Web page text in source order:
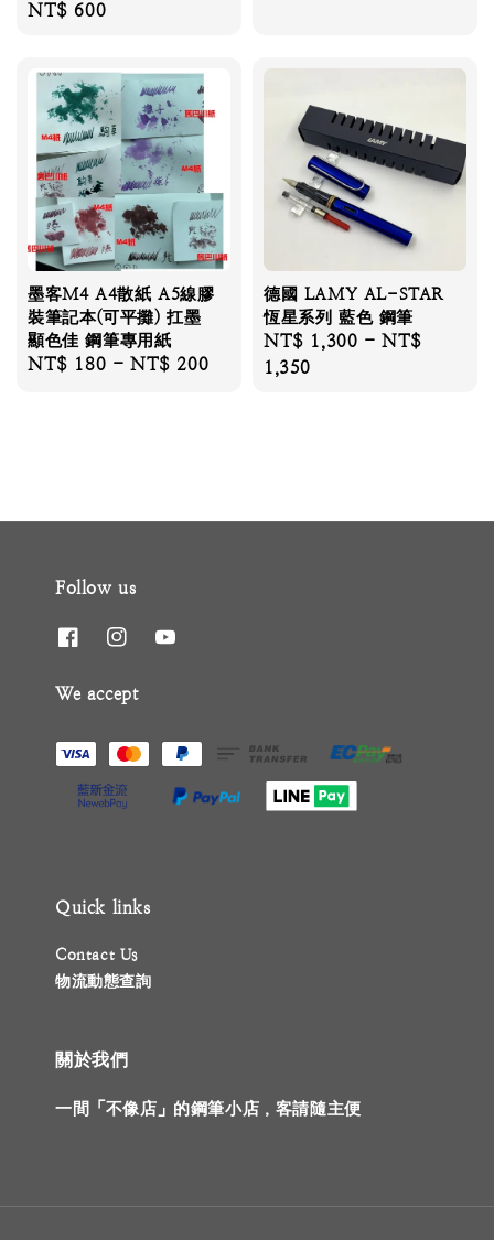
Regular
NT$ 600
墨客M4 A4散紙 A5線膠
裝筆記本(可平攤) 扛墨
顯色佳 鋼筆專用紙
Regular
NT$ 180 -NT$ 200
德國 LAMY AL-STAR
恆星系列 藍色 鋼筆
Regular
price
NT$ 1,300 -NT$
1,350
Follow us
We accept
Quick links
Contact Us
物流動態查詢
關於我們
一間「不像店」的鋼筆小店，客請隨主便